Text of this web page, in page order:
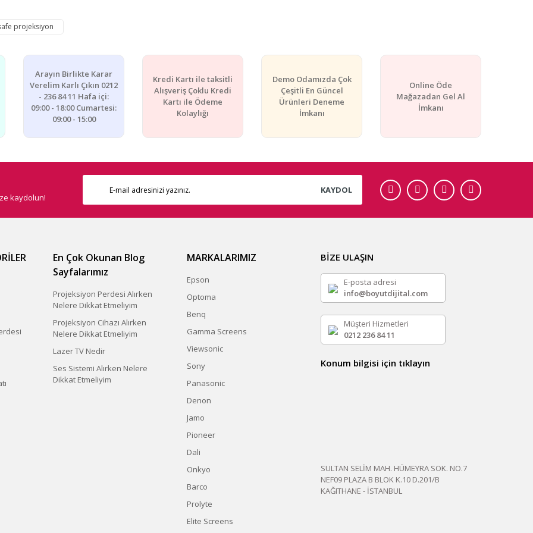
projeksiyon
Arayın Birlikte Karar
Verelim Karlı Çıkın 0212
- 236 84 11 Hafa içi:
09:00 - 18:00 Cumartesi:
09:00 - 15:00
Kredi Kartı ile taksitli
Alışveriş Çoklu Kredi
Kartı ile Ödeme
Kolaylığı
Demo Odamızda Çok
Çeşitli En Güncel
Ürünleri Deneme
İmkanı
Online Öde
Mağazadan Gel Al
İmkanı
kaydolun!
KAYDOL
En Çok Okunan Blog
Sayfalarımız
Projeksiyon Perdesi Alırken
Nelere Dikkat Etmeliyim
Projeksiyon Cihazı Alırken
Nelere Dikkat Etmeliyim
Lazer TV Nedir
Ses Sistemi Alırken Nelere
Dikkat Etmeliyim
MARKALARIMIZ
Epson
Optoma
Benq
Gamma Screens
Viewsonic
Sony
Panasonic
Denon
Jamo
Pioneer
Dali
Onkyo
Barco
Prolyte
Elite Screens
BİZE ULAŞIN
E-posta adresi
info@boyutdijital.com
Müşteri Hizmetleri
0212 236 84 11
Konum bilgisi için tıklayın
SULTAN SELİM MAH. HÜMEYRA SOK. NO.7
NEF09 PLAZA B BLOK K.10 D.201/B
KAĞITHANE - İSTANBUL